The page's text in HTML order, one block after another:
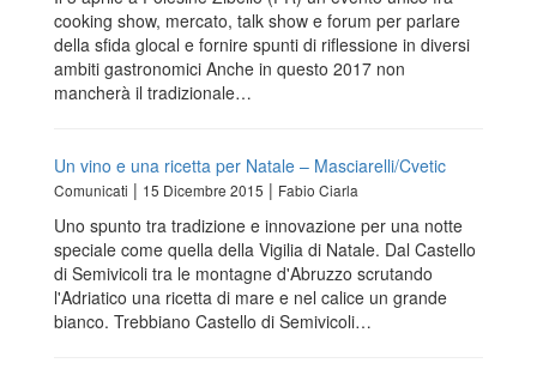
cooking show, mercato, talk show e forum per parlare
della sfida glocal e fornire spunti di riflessione in diversi
ambiti gastronomici Anche in questo 2017 non
mancherà il tradizionale…
Un vino e una ricetta per Natale – Masciarelli/Cvetic
Comunicati | 15 Dicembre 2015 | Fabio Ciarla
Uno spunto tra tradizione e innovazione per una notte
speciale come quella della Vigilia di Natale. Dal Castello
di Semivicoli tra le montagne d'Abruzzo scrutando
l'Adriatico una ricetta di mare e nel calice un grande
bianco. Trebbiano Castello di Semivicoli…